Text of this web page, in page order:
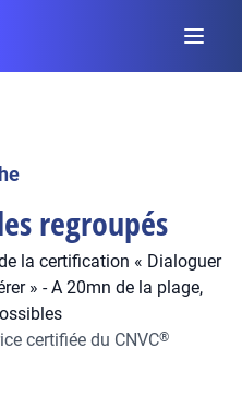
regroupés
la certification « Dialoguer
» - A 20mn de la plage,
certifiée du CNVC®